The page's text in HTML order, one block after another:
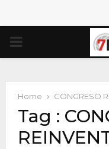
PRIMARY
Home CONGRESO
Tag :